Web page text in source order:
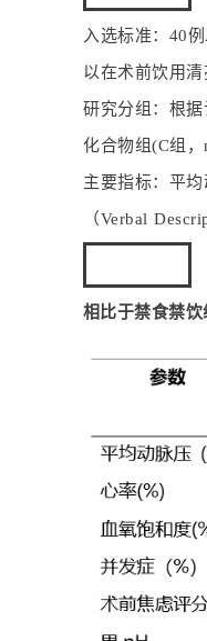
入选标准：40
以在术前饮用
研究分组：根
化合物组(C组
主要指标：平
（Verbal
相比于禁食禁